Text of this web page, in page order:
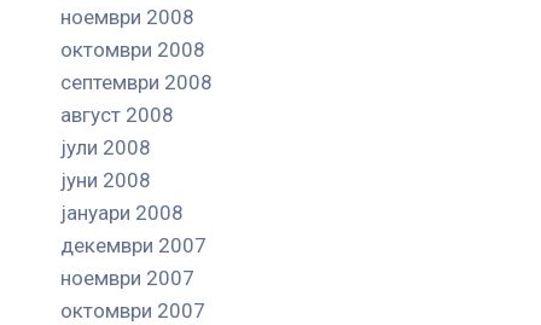
ноември 2008
октомври 2008
септември 2008
август 2008
јули 2008
јуни 2008
јануари 2008
декември 2007
ноември 2007
октомври 2007